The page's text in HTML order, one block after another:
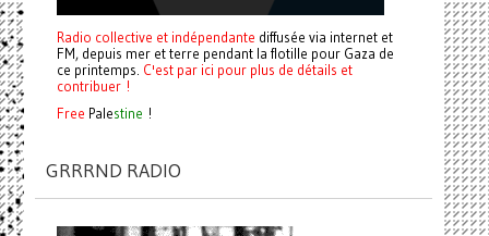
Radio collective et indépendante diffusée via internet et
FM, depuis mer et terre pendant la flotille pour Gaza de
ce printemps. C'est par ici pour plus de détails et
contribuer !
Free Palestine !
GRRRND RADIO